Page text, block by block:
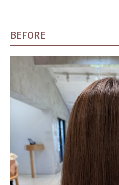
BEFORE